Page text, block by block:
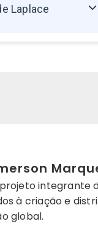
Laplace
integrante
à criação e
global.